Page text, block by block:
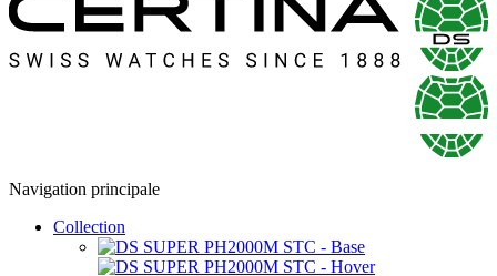
Navigation principale
Collection